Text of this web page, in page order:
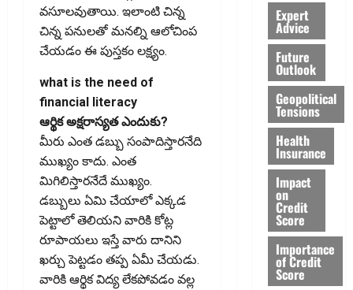
వసూలవుతాయి. ఇలాంటి చిన్న
చిన్న ప‌నుల‌తో మ‌నల్ని ఆలోచింప
చేయ‌డం ఈ పుస్త‌కం ల‌క్ష్యం.
what is the need of
financial literacy
ఆర్థిక అక్షరాస్యత ఎందుకు?
మీరు ఎంత డబ్బు సంపాదిస్తారనేది
ముఖ్యం కాదు. ఎంత
మిగిలిస్తారనేదే ముఖ్యం.
డబ్బులు ఏమి చేయాలో ఎక్కడ
పెట్టాలో తెలియని వారికి కోట్ల
రూపాయ‌లు ఇస్తే వారు దానిని
ఖర్చు పెట్ట‌డం తప్ప ఏమీ చేయడు.
వారికి ఆర్థిక విద్య లేకపోవడం వల్ల
Expert
Advice
Future
Outlook
Geopolitical
Tensions
Health
Insurance
Impact
on
Credit
Score
Importance
of Credit
Score